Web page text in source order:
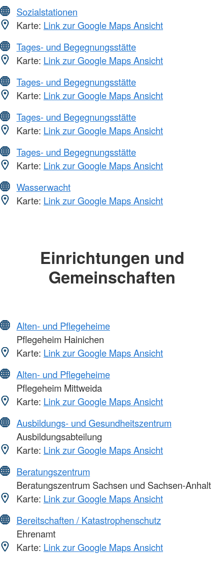
Sozialstationen
Karte: Link zur Google Maps Ansicht
Tages- und Begegnungsstätte
Karte: Link zur Google Maps Ansicht
Tages- und Begegnungsstätte
Karte: Link zur Google Maps Ansicht
Tages- und Begegnungsstätte
Karte: Link zur Google Maps Ansicht
Tages- und Begegnungsstätte
Karte: Link zur Google Maps Ansicht
Wasserwacht
Karte: Link zur Google Maps Ansicht
Einrichtungen und
Gemeinschaften
Alten- und Pflegeheime
Pflegeheim Hainichen
Karte: Link zur Google Maps Ansicht
Alten- und Pflegeheime
Pflegeheim Mittweida
Karte: Link zur Google Maps Ansicht
Ausbildungs- und Gesundheitszentrum
Ausbildungsabteilung
Karte: Link zur Google Maps Ansicht
Beratungszentrum
Beratungszentrum Sachsen und Sachsen-Anhalt
Karte: Link zur Google Maps Ansicht
Bereitschaften / Katastrophenschutz
Ehrenamt
Karte: Link zur Google Maps Ansicht